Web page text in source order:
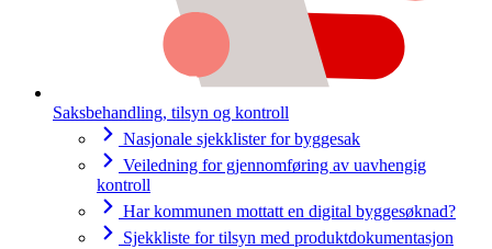
Saksbehandling, tilsyn og kontroll
Nasjonale sjekklister for byggesak
Veiledning for gjennomføring av uavhengig
kontroll
Har kommunen mottatt en digital byggesøknad?
Sjekkliste for tilsyn med produktdokumentasjon